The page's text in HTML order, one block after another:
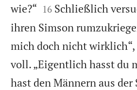
wie?“ 

16 Schließlich
ihren Simson
mich doch nicht
voll. „Eigentlich hasst du
hast den Männern aus der